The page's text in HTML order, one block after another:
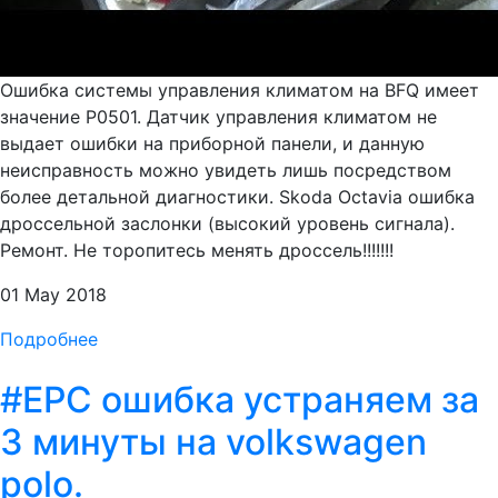
Ошибка системы управления климатом на BFQ имеет
значение Р0501. Датчик управления климатом не
выдает ошибки на приборной панели, и данную
неисправность можно увидеть лишь посредством
более детальной диагностики. Skoda Octavia ошибка
дроссельной заслонки (высокий уровень сигнала).
Ремонт. Не торопитесь менять дроссель!!!!!!!
01 May 2018
Подробнее
#EPC ошибка устраняем за
3 минуты на volkswagen
polo.